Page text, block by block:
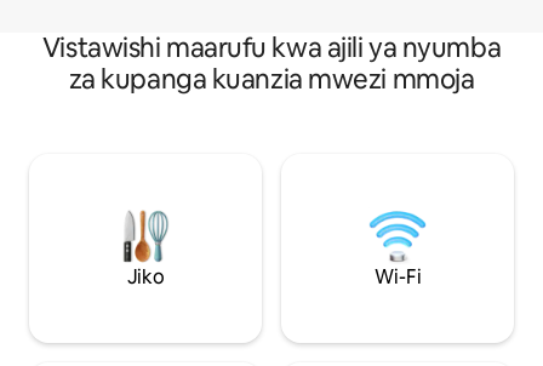
Vistawishi maarufu kwa ajili ya nyumba
za kupanga kuanzia mwezi mmoja
Jiko Wi-Fi